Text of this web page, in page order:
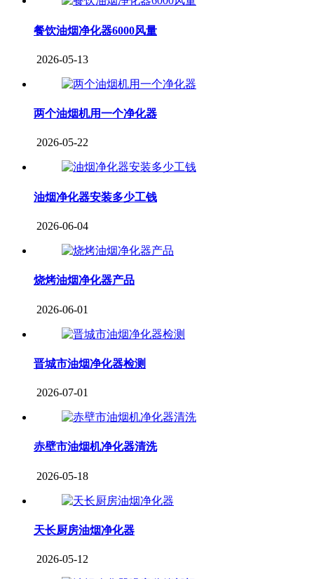
餐饮油烟净化器6000风量
2026-05-13
两个油烟机用一个净化器
2026-05-22
油烟净化器安装多少工钱
2026-06-04
烧烤油烟净化器产品
2026-06-01
晋城市油烟净化器检测
2026-07-01
赤壁市油烟机净化器清洗
2026-05-18
天长厨房油烟净化器
2026-05-12